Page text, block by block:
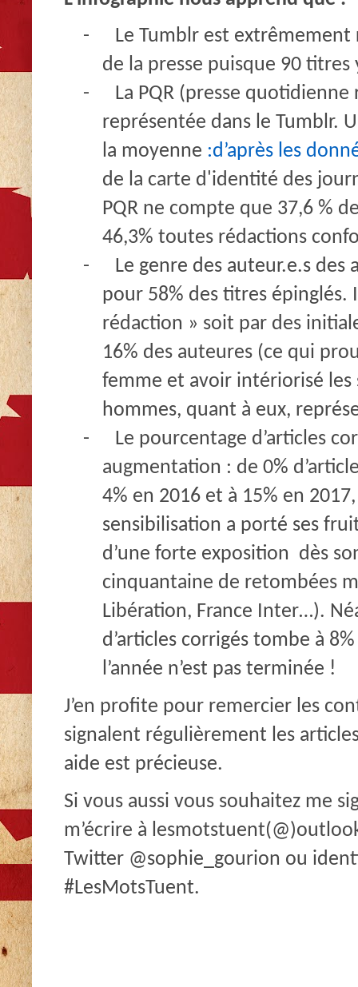
-
Le Tumblr est extrêmement
de la presse puisque 90 titres
-
La PQR (presse
représentée dans le Tumblr.
la moyenne :d’après les
de la carte d'identité des
PQR ne compte que 37,6 %
46,3% toutes rédactions
-
Le genre des auteur.e.s des
pour 58% des titres épinglés.
rédaction » soit par des
16% des auteures (ce qui
femme et avoir intériorisé les
hommes, quant à eux,
-
Le pourcentage d’articles
augmentation : de 0%
4% en 2016 et à 15% en
sensibilisation a porté ses
d’une forte exposition dès
cinquantaine de retombées
Libération, France Inter…).
d’articles corrigés tombe à
l’année n’est pas terminée !
J’en profite pour remercier les
signalent régulièrement les
aide est précieuse.
Si vous aussi vous souhaitez me
m’écrire à
Twitter @sophie_gourion ou
#LesMotsTuent.